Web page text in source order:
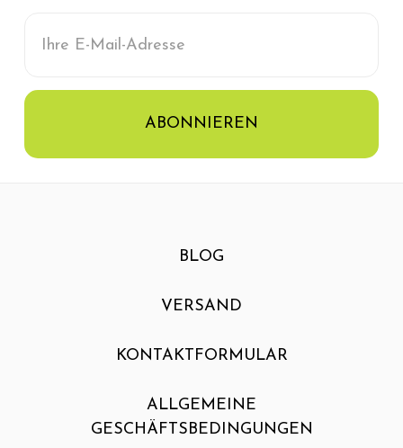
Mail-
BLOG
VERSAND
KONTAKTFORMULAR
ALLGEMEINE
GESCHÄFTSBEDINGUNGEN